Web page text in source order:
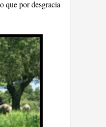
que por desgracia